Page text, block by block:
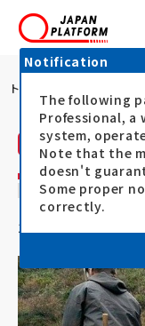
トップ
活動レポート ピース
PBVが千葉
19.12.01
Notification
The following
Professional, a
system,
Note that the
doesn't
Some proper
correctly.